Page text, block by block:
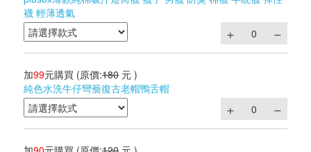
襪 輕薄透氣
加99元購買 (原價:180 元 )
純色水洗牛仔彎簷復古老帽鴨舌帽